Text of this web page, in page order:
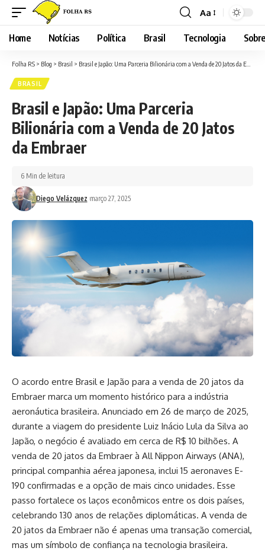
Font
Resizer
Aa
Home Notícias Política Brasil Tecnologia
Folha RS > Blog > Brasil > Brasil e Japão: Uma Parceria Bilionária com a Venda de 20 Jatos da Embraer
BRASIL
Brasil e Japão: Uma Parceria
Bilionária com a Venda de 20 Jatos
da Embraer
Diego Velázquez março 27, 2025
6 Min de leitura
O acordo entre Brasil e Japão para a venda de 20 jatos da
Embraer marca um momento histórico para a indústria
aeronáutica brasileira. Anunciado em 26 de março de 2025,
durante a viagem do presidente Luiz Inácio Lula da Silva ao
Japão, o negócio é avaliado em cerca de R$ 10 bilhões. A
venda de 20 jatos da Embraer à All Nippon Airways (ANA),
principal companhia aérea japonesa, inclui 15 aeronaves E-
190 confirmadas e a opção de mais cinco unidades. Esse
passo fortalece os laços econômicos entre os dois países,
celebrando 130 anos de relações diplomáticas. A venda de
20 jatos da Embraer não é apenas uma transação comercial,
mas um símbolo de confiança na tecnologia brasileira.